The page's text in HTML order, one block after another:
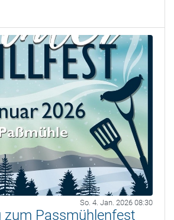
So. 4. Jan. 2026 08:30
zum Passmühlenfest